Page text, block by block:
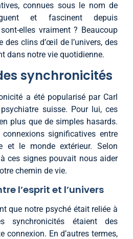
connues sous le nom de
et fascinent depuis
elles vraiment ? Beaucoup
des clins d’œil de l’univers, des
dans notre vie quotidienne.
synchronicités
a été popularisé par Carl
suisse. Pour lui, ces
plus que de simples hasards.
significatives entre
et le monde extérieur. Selon
ces signes pouvait nous aider
chemin de vie.
l’esprit et l’univers
que notre psyché était reliée à
synchronicités étaient des
connexion. En d’autres termes,